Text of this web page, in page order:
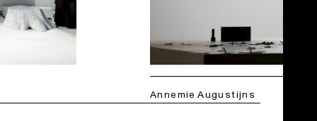
Annemie Augustijns